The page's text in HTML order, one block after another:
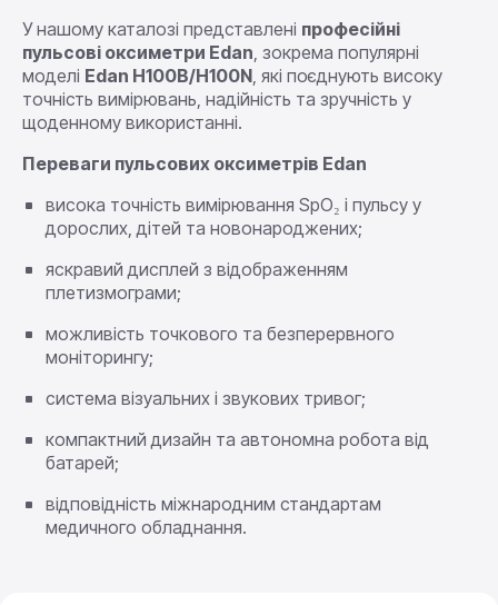
У нашому каталозі представлені професійні
пульсові оксиметри Edan , зокрема популярні
моделі Edan H100B/H100N , які поєднують високу
точність вимірювань, надійність та зручність у
щоденному використанні.
Переваги пульсових оксиметрів Edan
висока точність вимірювання SpO₂ і пульсу у
дорослих, дітей та новонароджених;
яскравий дисплей з відображенням
плетизмограми;
можливість точкового та безперервного
моніторингу;
система візуальних і звукових тривог;
компактний дизайн та автономна робота від
батарей;
відповідність міжнародним стандартам
медичного обладнання.